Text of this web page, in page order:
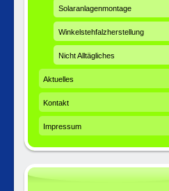
Solaranlagenmontage
Winkelstehfalzherstellung
Nicht Alltägliches
Aktuelles
Kontakt
Impressum